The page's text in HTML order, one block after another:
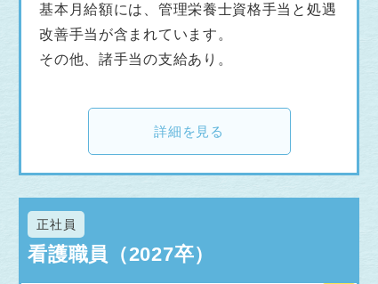
基本月給額には、管理栄養士資格手当と処遇
改善手当が含まれています。
その他、諸手当の支給あり。
詳細を見る
正社員
看護職員（2027卒）